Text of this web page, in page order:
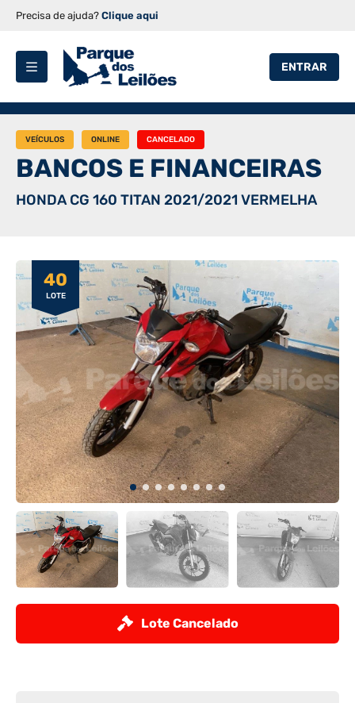
Precisa de ajuda? Clique aqui
ENTRAR
VEÍCULOS ONLINE CANCELADO
BANCOS E FINANCEIRAS
HONDA CG 160 TITAN 2021/2021 VERMELHA
40
LOTE
Lote Cancelado